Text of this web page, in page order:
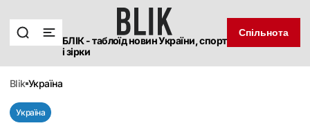
БЛІК - таблоїд новин України, спорт
і зірки
Спільнота
blik україна
Україна